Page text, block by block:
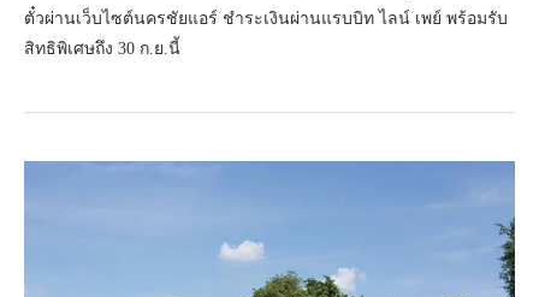
ตั๋วผ่านเว็บไซต์นครชัยแอร์ ชำระเงินผ่านแรบบิท ไลน์ เพย์ พร้อมรับ
สิทธิพิเศษถึง 30 ก.ย.นี้